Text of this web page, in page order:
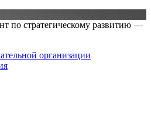
по стратегическому развитию —
организации